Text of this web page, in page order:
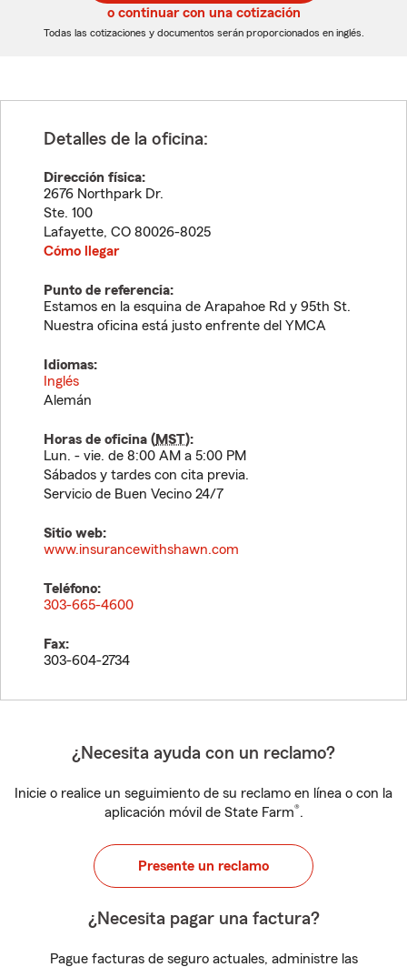
5
dígitos
5
dígitos
o continuar con una cotización
Todas las cotizaciones y documentos serán proporcionados en inglés.
Detalles de la oficina:
Dirección física:
2676 Northpark Dr.
Ste. 100
Lafayette, CO 80026-8025
Cómo llegar
Punto de referencia:
Estamos en la esquina de Arapahoe Rd y 95th St.
Nuestra oficina está justo enfrente del YMCA
Idiomas:
Inglés
Alemán
Horas de oficina (MST):
Lun. - vie. de 8:00 AM a 5:00 PM
Sábados y tardes con cita previa.
Servicio de Buen Vecino 24/7
Sitio web:
www.insurancewithshawn.com
Teléfono:
303-665-4600
Fax:
303-604-2734
¿Necesita ayuda con un reclamo?
Inicie o realice un seguimiento de su reclamo en línea o con la
aplicación móvil de State Farm®.
Presente un reclamo
¿Necesita pagar una factura?
Pague facturas de seguro actuales, administre las